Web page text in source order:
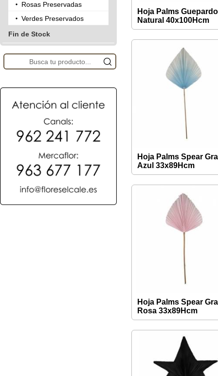
Rosas Preservadas
Verdes Preservados
Fin de Stock
Hoja Palms Guepardo
Natural 40x100Hcm
Hoja Palms Spear
Azul 33x89Hcm
Hoja Palms Spear
Rosa 33x89Hcm